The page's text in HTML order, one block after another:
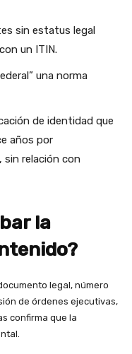
sin estatus legal
un ITIN.
una norma
de identidad que
años por
sin relación con
la
legal, número
de órdenes ejecutivas,
confirma que la